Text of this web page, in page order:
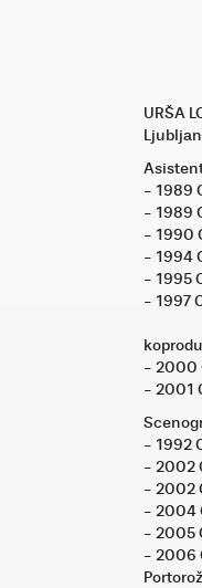
URŠA
- 1989
- 1989
- 1990
- 1994
- 1995
- 1997
- 2000
- 2001
- 1992
- 2002
- 2002
- 2004
- 2005
- 2006